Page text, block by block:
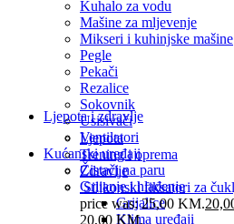
Kuhalo za vodu
Mašine za mljevenje
Mikseri i kuhinjske mašine
Pegle
Pekači
Rezalice
Sokovnik
Usisivači
Ventilatori
Kućanski uređaji
Čistači na paru
Grijanje i hlađenje
Grijalice
Klima uređaji
Ljepota i zdravlje
Ljepota
Trening i oprema
Zdravlje
Silikonski fiksatori za
price was: 25,00 KM.
20,00 KM.